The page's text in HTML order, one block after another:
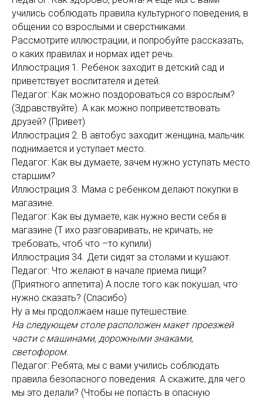
учились соблюдать правила культурного поведения, в
общении со взрослыми и сверстниками.
Рассмотрите иллюстрации, и попробуйте рассказать,
о каких правилах и нормах идет речь.
Иллюстрация 1. Ребенок заходит в детский сад и
приветствует воспитателя и детей.
Педагог: Как можно поздороваться со взрослым?
(Здравствуйте). А как можно поприветствовать
друзей? (Привет)
Иллюстрация 2. В автобус заходит женщина, мальчик
поднимается и уступает место.
Педагог: Как вы думаете, зачем нужно уступать место
старшим?
Иллюстрация 3. Мама с ребенком делают покупки в
магазине.
Педагог: Как вы думаете, как нужно вести себя в
магазине (Т ихо разговаривать, не кричать, не
требовать, чтоб что –то купили)
Иллюстрация 34. Дети сидят за столами и кушают.
Педагог: Что желают в начале приема пищи?
(Приятного аппетита) А после того как покушал, что
нужно сказать? (Спасибо)
Ну а мы продолжаем наше путешествие.
На следующем столе расположен макет проезжей
части с машинами, дорожными знаками,
светофором.
Педагог: Ребята, мы с вами учились соблюдать
правила безопасного поведения. А скажите, для чего
мы это делали? (Чтобы не попасть в опасную